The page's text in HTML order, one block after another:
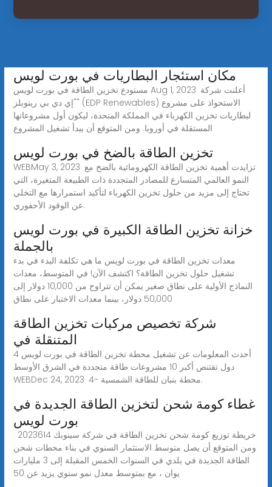
مكان استئجار البطاريات في بورت لويس
مستودع تخزين الطاقة في بورت لويس Aug 1, 2023· أعلنت شركة
"إي دي بي رينوبلز" (EDP Renewables) الاستحواذ على مشروع
لبطاريات تخزين الكهرباء في المملكة المتحدة، ليكون أول مشروعاتها
المستقلة في أوروبا. ومن المتوقع أن يبدأ تشغيل المشروع
تخزين الطاقة بالضخ في بورت لويس
WEBMay 3, 2023· تزايدت أهمية تخزين الطاقة الكهرومائية بالضخ مع
النمو العالمي المتسارع للمصادر المتجددة ذات الطبيعة المتغيرة، التي
تحتاج إلى مزيد من حلول تخزين الكهرباء لتأكيد استمرارها مع التخلي
عن الوقود الأحفوري.
خزانة تخزين الطاقة الكبيرة في بورت لويس
بالجملة
معدات تخزين الطاقة في بورت لويس ما هي تكلفة البدء في بدء
تشغيل حلول تخزين الطاقة؟ اكتشف الآن! في المتوسط، معدات
النماذج الأولية على نطاق صغير يمكن أن تتراوح من 10,000 دولار إلى
50,000 دولار، بينما معدات الاختبار على نطاق
شركة تخصيص مركبات تخزين الطاقة
المتنقلة في
أحدث المعلومات عن تشغيل محطة تخزين الطاقة في بورت لويس 4
دول تقتنص أكبر 10 مشروعات طاقة متجددة في الشرق الأوسط
WEBDec 24, 2023· 4- محطة بنبان للطاقة الشمسية.
غطاء كومة شحن لتخزين الطاقة الجديدة في
بورت لويس
خريطة توزيع كومة شحن تخزين الطاقة في شركة سينوبك 2023614 ·
ومن المتوقع أن يصل متوسط الاستثمار السنوي في بناء محطات شحن
الطاقة الجديدة في بلدي في السنوات الخمس المقبلة إلى 3 مليارات
يوان ، مع بمتوسط معدل نمو سنوي يزيد عن 50